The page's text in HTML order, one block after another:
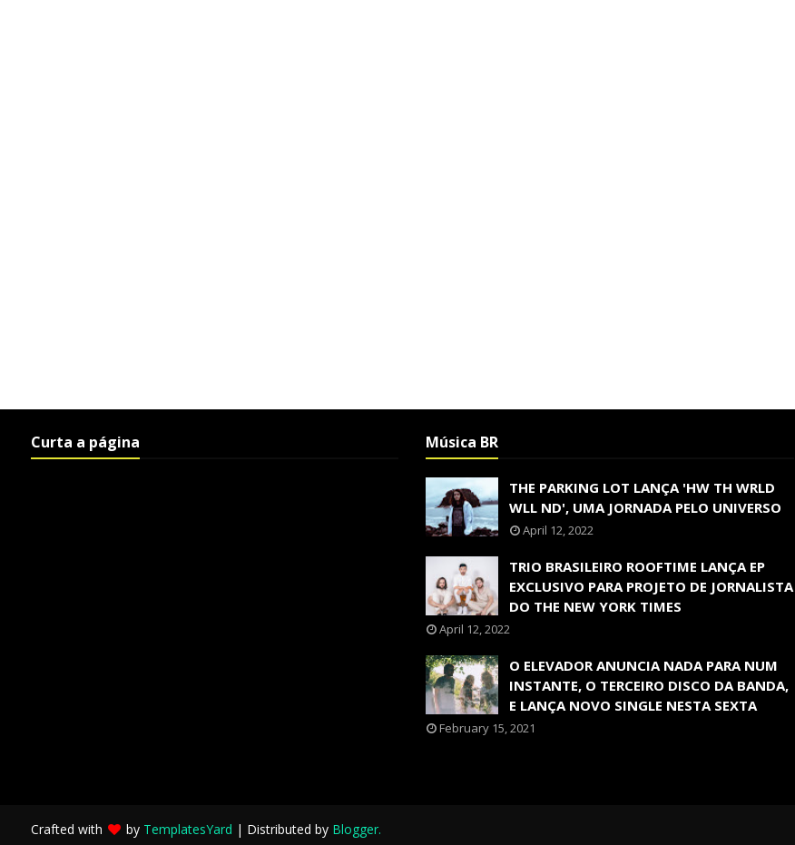
Curta a página Música BR
THE PARKING LOT LANÇA 'HW TH WRLD
WLL ND', UMA JORNADA PELO UNIVERSO
April 12, 2022
TRIO BRASILEIRO ROOFTIME LANÇA EP
EXCLUSIVO PARA PROJETO DE JORNALISTA
DO THE NEW YORK TIMES
April 12, 2022
O ELEVADOR ANUNCIA NADA PARA NUM
INSTANTE, O TERCEIRO DISCO DA BANDA,
E LANÇA NOVO SINGLE NESTA SEXTA
February 15, 2021
Crafted with by TemplatesYard | Distributed by Blogger.